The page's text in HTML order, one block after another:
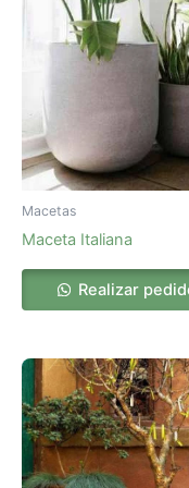
Macetas
Maceta Italiana
Realizar